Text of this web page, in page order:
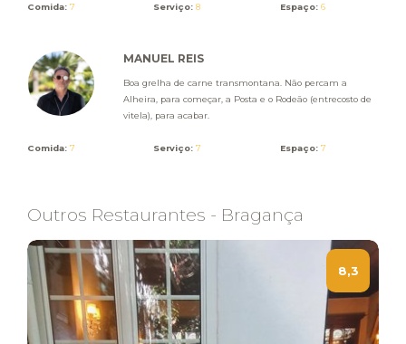
Comida: 7 Serviço: 8 Espaço: 6
MANUEL REIS
Boa grelha de carne transmontana. Não percam a
Alheira, para começar, a Posta e o Rodeão (entrecosto de
vitela), para acabar.
Comida: 7 Serviço: 7 Espaço: 7
Outros Restaurantes - Bragança
8,3